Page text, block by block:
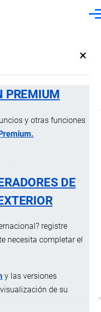
×
PREMIUM
y otras funciones
DE
registre
necesita completar el
y las versiones
de su
2024
designada por el
entrega,almacenaje
vacíos.